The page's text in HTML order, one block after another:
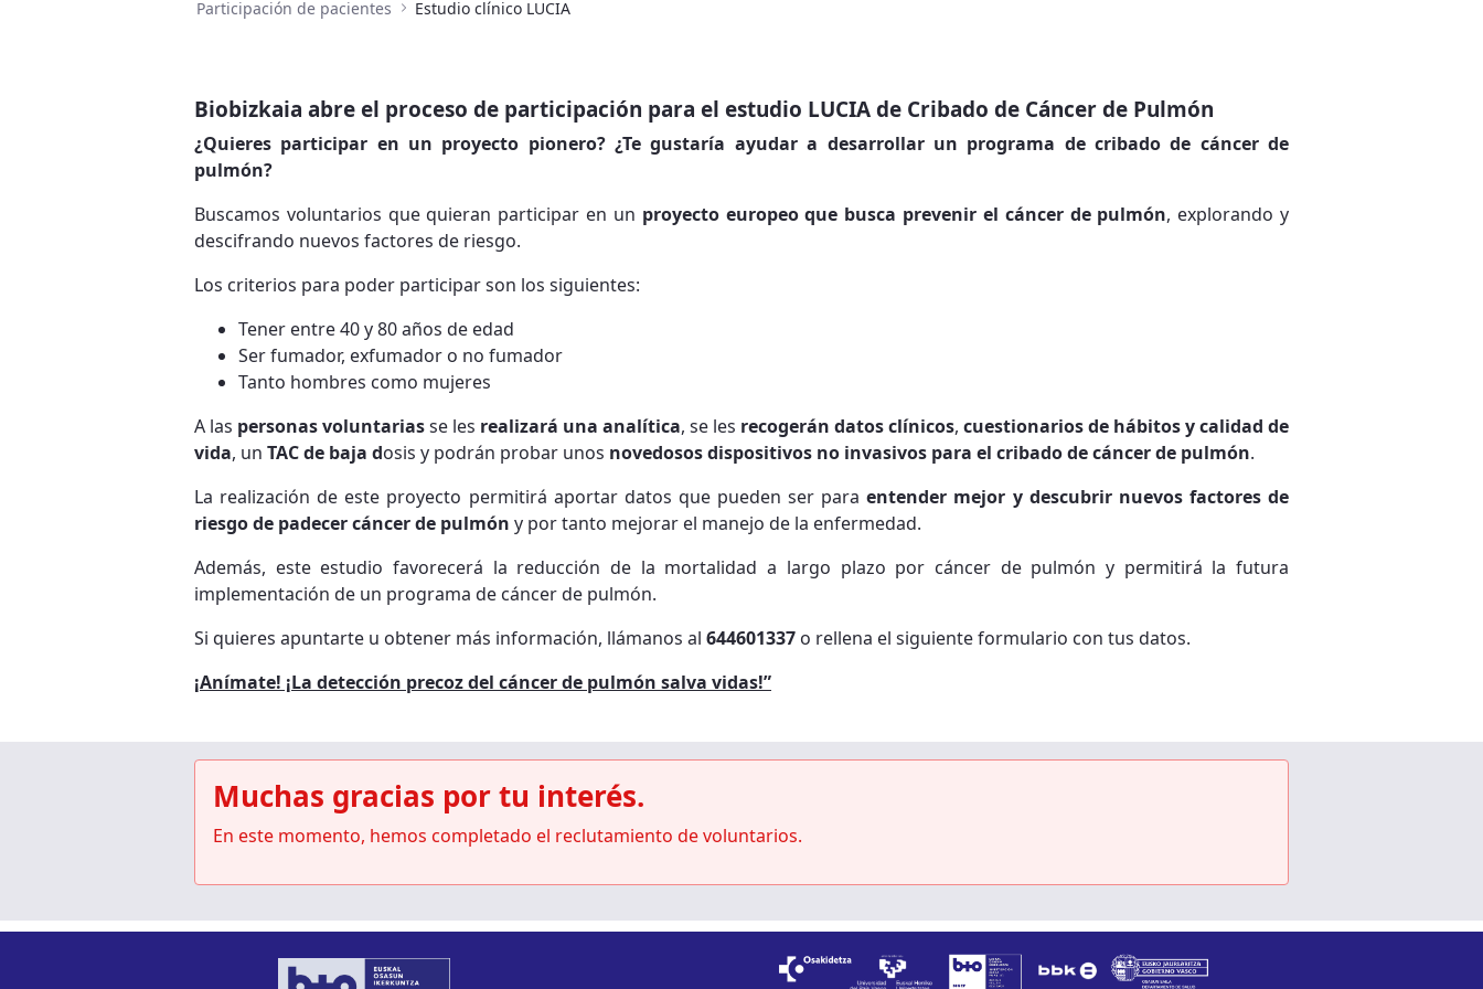
Participación de pacientes Estudio clínico LUCIA
Biobizkaia abre el proceso de participación para el estudio LUCIA de Cribado de Cáncer de Pulmón
¿Quieres participar en un proyecto pionero? ¿Te gustaría ayudar a desarrollar un programa de cribado de cáncer de
pulmón?
Buscamos voluntarios que quieran participar en un proyecto europeo que busca prevenir el cáncer de pulmón, explorando y
descifrando nuevos factores de riesgo.
Los criterios para poder participar son los siguientes:
Tener entre 40 y 80 años de edad
Ser fumador, exfumador o no fumador
Tanto hombres como mujeres
A las personas voluntariasse les realizará una analítica, se les recogerán datos clínicos, cuestionarios de hábitos y calidad de
vida, un TAC de baja dosis y podrán probar unos novedosos dispositivos no invasivos para el cribado de cáncer de pulmón.
La realización de este proyecto permitirá aportar datos que pueden ser paraentender mejor y descubrir nuevos factores de
riesgo de padecer cáncer de pulmón y por tanto mejorar el manejo de la enfermedad.
Además, este estudio favorecerá la reducción de la mortalidad a largo plazo por cáncer de pulmón y permitirá la futura
implementación de un programa de cáncer de pulmón.
Si quieres apuntarte u obtener más información, llámanos al 644601337 o rellena el siguiente formulario con tus datos.
¡Anímate! ¡La detección precoz del cáncer de pulmón salva vidas!”
Muchas gracias por tu interés.
En este momento, hemos completado el reclutamiento de voluntarios.